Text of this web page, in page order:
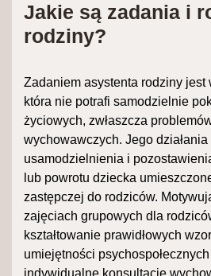
Jakie są zadania i
rodziny?
Zadaniem asystenta rodziny jest
która nie potrafi samodzielnie
życiowych, zwłaszcza
wychowawczych. Jego
usamodzielnienia i
lub powrotu dziecka
zastępczej do rodziców.
zajęciach grupowych dla
kształtowanie prawidłowych
umiejętności
indywidualne konsultacje